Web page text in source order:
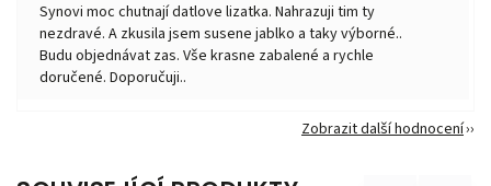
Synovi moc chutnají datlove lizatka. Nahrazuji tim ty
nezdravé. A zkusila jsem susene jablko a taky výborné..
Budu objednávat zas. Vše krasne zabalené a rychle
doručené. Doporučuji..
Zobrazit další hodnocení